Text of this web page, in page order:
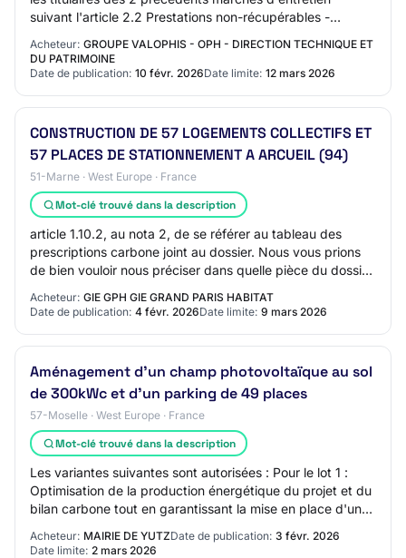
suivant l'article 2.2 Prestations non-récupérables -
Acheteur: GROUPE VALOPHIS - OPH - DIRECTION TECHNIQUE ET
DU PATRIMOINE
Date de publication: 10 févr. 2026Date limite: 12 mars 2026
CONSTRUCTION DE 57 LOGEMENTS COLLECTIFS ET
57 PLACES DE STATIONNEMENT A ARCUEIL (94)
51-Marne · West Europe · France
Mot-clé trouvé dans la description
article 1.10.2, au nota 2, de se référer au tableau des
prescriptions carbone joint au dossier. Nous vous prions
de bien vouloir nous préciser dans quelle pièce du dossier
Acheteur: GIE GPH GIE GRAND PARIS HABITAT
Date de publication: 4 févr. 2026Date limite: 9 mars 2026
Aménagement d'un champ photovoltaïque au sol
de 300kWc et d'un parking de 49 places
57-Moselle · West Europe · France
Mot-clé trouvé dans la description
Les variantes suivantes sont autorisées : Pour le lot 1 :
Optimisation de la production énergétique du projet et du
bilan carbone tout en garantissant la mise en place d'un
Acheteur: MAIRIE DE YUTZDate de publication: 3 févr. 2026
Date limite: 2 mars 2026